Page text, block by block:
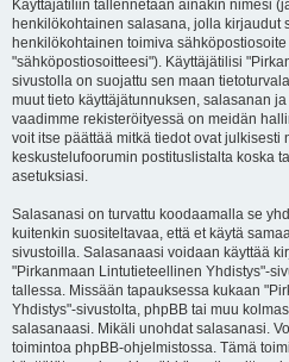
Käyttäjätiliin tallennetaan ainakin nimesi
henkilökohtainen salasana, jolla
henkilökohtainen toimiva
"sähköpostiosoitteesi"). Käyttäjätilisi
sivustolla on suojattu sen maan
muut tieto käyttäjätunnuksen, salasanan
vaadimme rekisteröityessä on meidän
voit itse päättää mitkä tiedot ovat julkisesti
keskustelufoorumin postituslistalta koska
asetuksiasi.
Salasanasi on turvattu koodaamalla se
kuitenkin suositeltavaa, että et käytä
sivustoilla. Salasanaasi voidaan käyttää
"Pirkanmaan Lintutieteellinen Yhdistys"-
tallessa. Missään tapauksessa kukaan
Yhdistys"-sivustolta, phpBB tai muu
salasanaasi. Mikäli unohdat salasanasi.
toimintoa phpBB-ohjelmistossa. Tämä